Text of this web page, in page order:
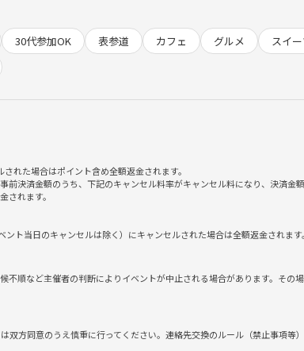
30代参加OK 表参道 カフェ グルメ
スイ
れた場合はポイント含め全額返金されます。
前決済金額のうち、下記のキャンセル料率がキャンセル料になり、決済金
されます。
ント当日のキャンセルは除く）にキャンセルされた場合は全額返金されます。
不順など主催者の判断によりイベントが中止される場合があります。その
双方同意のうえ慎重に行ってください。連絡先交換のルール（禁止事項等